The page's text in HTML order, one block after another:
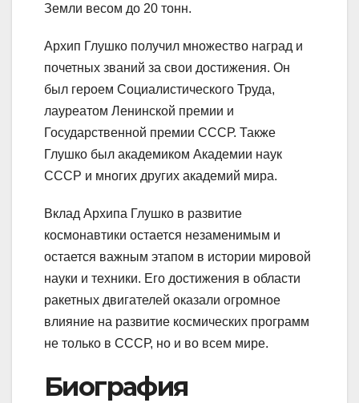
Земли весом до 20 тонн.
Архип Глушко получил множество наград и
почетных званий за свои достижения. Он
был героем Социалистического Труда,
лауреатом Ленинской премии и
Государственной премии СССР. Также
Глушко был академиком Академии наук
СССР и многих других академий мира.
Вклад Архипа Глушко в развитие
космонавтики остается незаменимым и
остается важным этапом в истории мировой
науки и техники. Его достижения в области
ракетных двигателей оказали огромное
влияние на развитие космических программ
не только в СССР, но и во всем мире.
Биография